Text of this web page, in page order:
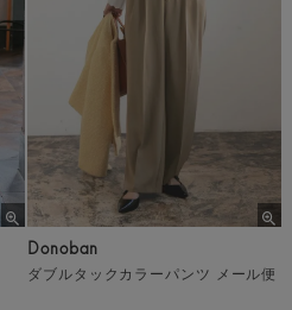
Donoban
ダブルタックカラーパンツ メール便